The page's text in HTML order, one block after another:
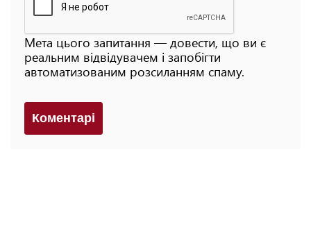
Мета цього запитання — довести, що ви є
реальним відвідувачем і запобігти
автоматизованим розсиланням спаму.
Коментарi